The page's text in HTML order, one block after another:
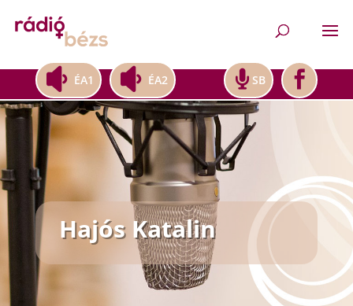
ÉA1 ÉA2 SB
Hajós Katalin